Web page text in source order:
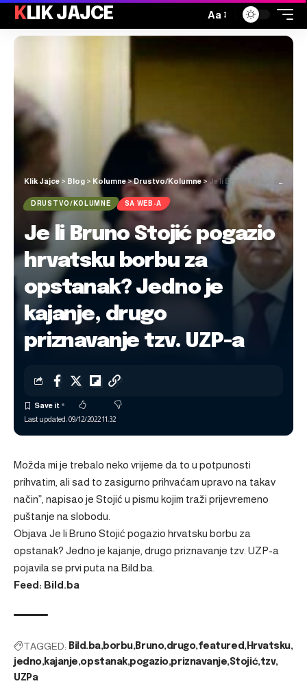
KLIK JAJCE Aa
Klik Jajce > Blog > Kolumne>Drustvo/Kolumne > Je li Bruno Stojić pogazio hrvatsku borbu za opstanak? Jedno je kajanje, drugo priznavanje tzv. UZP-a
DRUSTVO/KOLUMNE SA WEB-A
Je li Bruno Stojić pogazio
hrvatsku borbu za
opstanak? Jedno je
kajanje, drugo
priznavanje tzv. UZP-a
Last updated: 09/12/2022 11:32
Možda mi je trebalo neko vrijeme da to u potpunosti
prihvatim, ali sad to zasigurno prihvaćam upravo na takav
način”, napisao je Stojić u pismu kojim traži prijevremeno
puštanje na slobodu.
Objava Je li Bruno Stojić pogazio hrvatsku borbu za
opstanak? Jedno je kajanje, drugo priznavanje tzv. UZP-a
pojavila se prvi puta na Bild.ba
Feed: Bild.ba
TAGGED: Bild.ba borbu Bruno drugo featured Hrvatsku
jedno kajanje opstanak pogazio priznavanje Stojić tzv
UZPa